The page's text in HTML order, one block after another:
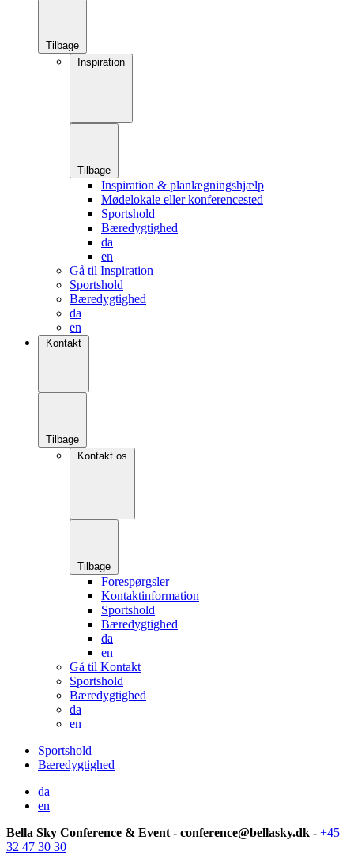
Tilbage
Inspiration
Tilbage
Inspiration & planlægningshjælp
Mødelokale eller konferencested
Sportshold
Bæredygtighed
da
en
Gå til Inspiration
Sportshold
Bæredygtighed
da
en
Kontakt
Tilbage
Kontakt os
Tilbage
Forespørgsler
Kontaktinformation
Sportshold
Bæredygtighed
da
en
Gå til Kontakt
Sportshold
Bæredygtighed
da
en
Sportshold
Bæredygtighed
da
en
Bella Sky Conference & Event - conference@bellasky.dk - +45
32 47 30 30